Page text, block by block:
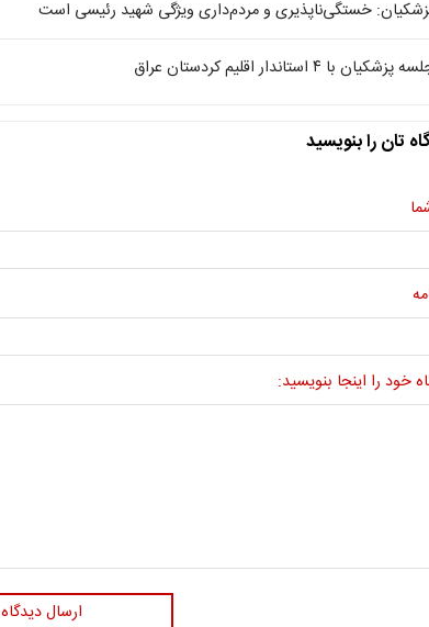
خستگی‌ناپذیری و مردم‌داری ویژگی شهید رئیسی است
پزشکیان با ۴ استاندار اقلیم کردستان عراق
تان را بنویسید
خود را اینجا بنویسید:
ارسال دیدگاه